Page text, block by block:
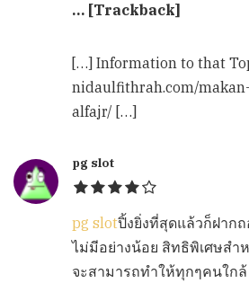
… [Trackback]
[…] Information to that
nidaulfithrah.com/
alfajr/ […]
pg slot
pg slotปิ้งยิ่งที่สุดแล้วก็ฝาก
ไม่มีอย่างน้อย สิทธิพิเศษสำ
จะสามารถทำให้ทุกๆคนใกล้